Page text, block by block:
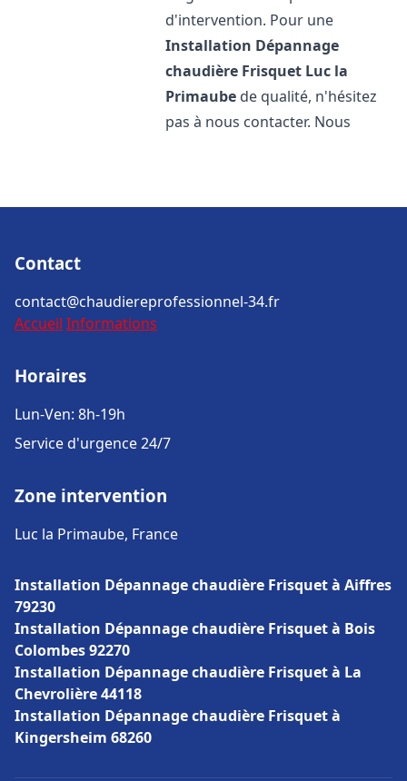
d'intervention. Pour une
Installation Dépannage
chaudière Frisquet Luc la
Primaube de qualité, n'hésitez
pas à nous contacter. Nous
Contact
contact@chaudiereprofessionnel-34.fr
Accueil Informations
Horaires
Lun-Ven: 8h-19h
Service d'urgence 24/7
Zone intervention
Luc la Primaube, France
Installation Dépannage chaudière Frisquet à Aiffres
79230
Installation Dépannage chaudière Frisquet à Bois
Colombes 92270
Installation Dépannage chaudière Frisquet à La
Chevrolière 44118
Installation Dépannage chaudière Frisquet à
Kingersheim 68260